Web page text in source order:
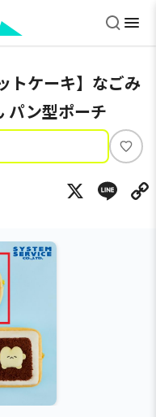
トケーキ】なごみ
パン型ポーチ
い
ね
X